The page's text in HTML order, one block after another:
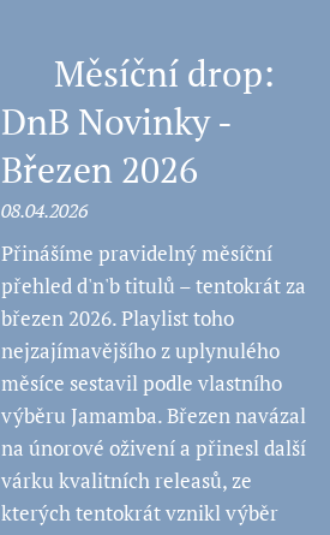
💿 Měsíční drop:
DnB Novinky -
Březen 2026
08.04.2026
Přinášíme pravidelný měsíční
přehled d'n'b titulů – tentokrát za
březen 2026. Playlist toho
nejzajímavějšího z uplynulého
měsíce sestavil podle vlastního
výběru Jamamba. Březen navázal
na únorové oživení a přinesl další
várku kvalitních releasů, ze
kterých tentokrát vznikl výběr